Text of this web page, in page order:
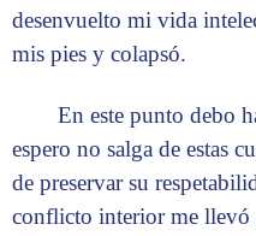
desenvuelto mi vida
mis pies y colapsó.
En este punto debo
espero no salga de estas
de preservar su
conflicto interior me llevó